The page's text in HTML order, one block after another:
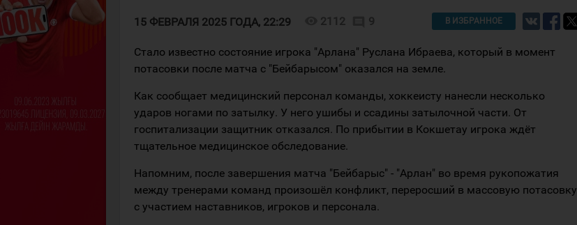
15 ФЕВРАЛЯ 2025 ГОДА, 22:29 2112 9 В ИЗБРАННОЕ
Стало известно состояние игрока "Арлана" Руслана Ибраева, который в момент
потасовки после матча с "Бейбарысом" оказался на земле.
Как сообщает медицинский персонал команды, хоккеисту нанесли несколько
ударов ногами по затылку. У него ушибы и ссадины затылочной части. От
госпитализации защитник отказался. По прибытии в Кокшетау игрока ждёт
тщательное медицинское обследование.
Напомним, после завершения матча "Бейбарыс" - "Арлан" во время рукопожатия
между тренерами команд произошёл конфликт, переросший в массовую потасовку
с участием наставников, игроков и персонала.